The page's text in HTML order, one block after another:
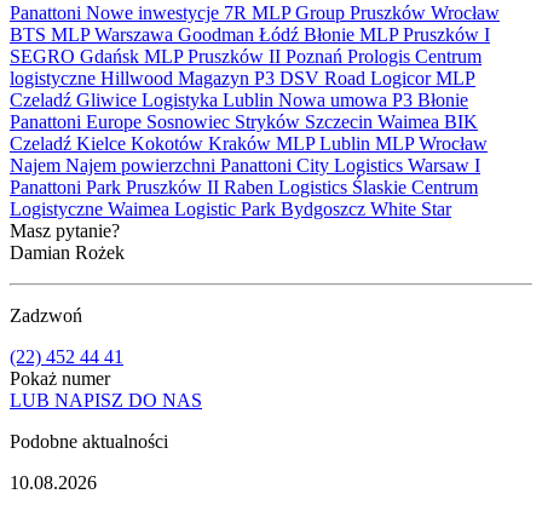
Panattoni Nowe inwestycje 7R MLP Group Pruszków Wrocław
BTS MLPWarszawa Goodman Łódź Błonie MLP Pruszków I
SEGRO Gdańsk MLP Pruszków II Poznań Prologis Centrum
logistyczne Hillwood Magazyn P3 DSV Road LogicorMLP
Czeladź Gliwice Logistyka Lublin Nowa umowa P3 Błonie
Panattoni Europe Sosnowiec Stryków Szczecin Waimea BIK
Czeladź Kielce Kokotów Kraków MLP Lublin MLP Wrocław
Najem Najem powierzchni Panattoni City Logistics Warsaw I
Panattoni Park Pruszków II Raben Logistics Ślaskie Centrum
Logistyczne Waimea Logistic Park Bydgoszcz White Star
Masz pytanie?
Damian Rożek
Zadzwoń
(22) 452 44 41
Pokaż numer
LUB NAPISZ DO NAS
Podobne aktualności
10.08.2026